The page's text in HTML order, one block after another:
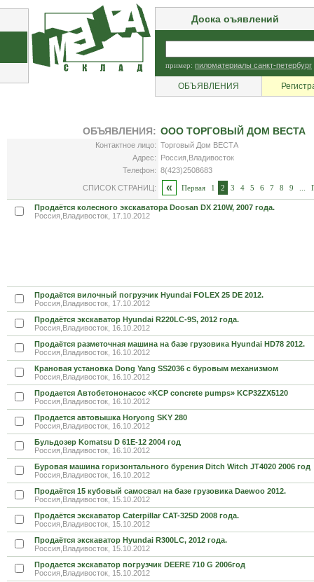
Доска оъявлений
пример: пиломатериалы санкт-петербург
ОБЪЯВЛЕНИЯ
ОБЪЯВЛЕНИЯ: ООО ТОРГОВЫЙ ДОМ ВЕСТА
Контактное лицо: Торговый Дом ВЕСТА
Адрес:
Россия,Владивосток
Телефон: 8(423)2508683
СПИСОК СТРАНИЦ: « Первая 1 2 3 4 5 6 7 8 9
Продаётся колесного экскаватора Doosan DX 210W, 2007 года.
Россия,Владивосток, 17.10.2012
Продаётся вилочный погрузчик Hyundai FOLEX 25 DE 2012.
Россия,Владивосток, 17.10.2012
Продаётся экскаватор Hyundai R220LC-9S, 2012 года.
Россия,Владивосток, 16.10.2012
Продаётся разметочная машина на базе грузовика Hyundai HD78 2012.
Россия,Владивосток, 16.10.2012
Крановая установка Dong Yang SS2036 с буровым механизмом
Россия,Владивосток, 16.10.2012
Продается Автобетононасос «KCP concrete pumps» KCP32ZX5120
Россия,Владивосток, 16.10.2012
Продается автовышка Horyong SKY 280
Россия,Владивосток, 16.10.2012
Бульдозер Komatsu D 61E-12 2004 год
Россия,Владивосток, 16.10.2012
Буровая машина горизонтального бурения Ditch Witch JT4020 2006 год
Россия,Владивосток, 16.10.2012
Продаётся 15 кубовый самосвал на базе грузовика Daewoo 2012.
Россия,Владивосток, 15.10.2012
Продаётся экскаватор Caterpillar CAT-325D 2008 года.
Россия,Владивосток, 15.10.2012
Продаётся экскаватор Hyundai R300LC, 2012 года.
Россия,Владивосток, 15.10.2012
Продается экскаватор погрузчик DEERE 710 G 2006год
Россия,Владивосток, 15.10.2012